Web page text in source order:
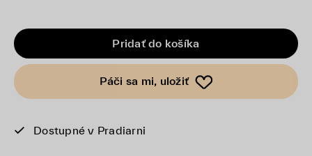
Pridať do košíka
Páči sa mi, uložiť
Dostupné v Pradiarni